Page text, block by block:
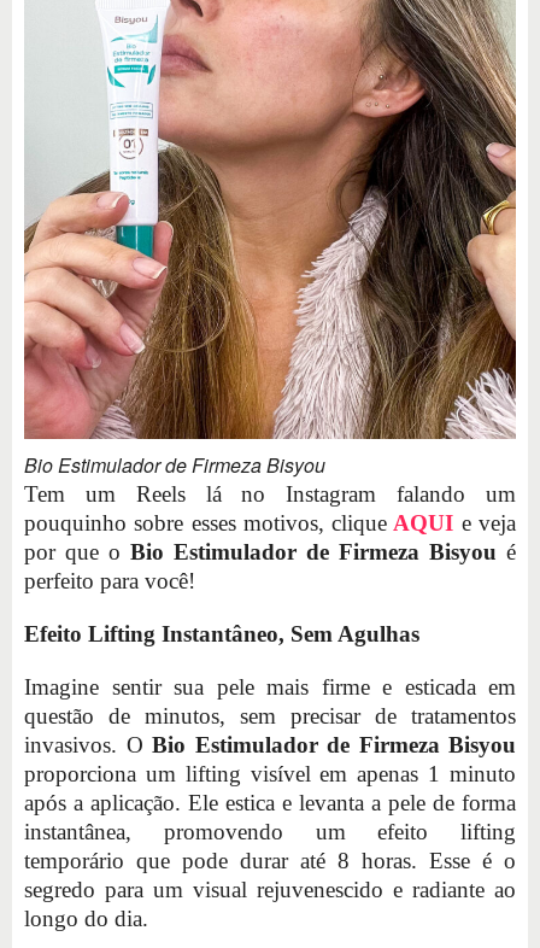
Bio Estimulador de Firmeza Bisyou
Tem um Reels lá no Instagram falando um
pouquinho sobre esses motivos, clique AQUI e veja
por que o Bio Estimulador de Firmeza Bisyou é
perfeito para você!
Efeito Lifting Instantâneo, Sem Agulhas
Imagine sentir sua pele mais firme e esticada em
questão de minutos, sem precisar de tratamentos
invasivos. O Bio Estimulador de Firmeza Bisyou
proporciona um lifting visível em apenas 1 minuto
após a aplicação. Ele estica e levanta a pele de forma
instantânea, promovendo um efeito lifting
temporário que pode durar até 8 horas. Esse é o
segredo para um visual rejuvenescido e radiante ao
longo do dia.